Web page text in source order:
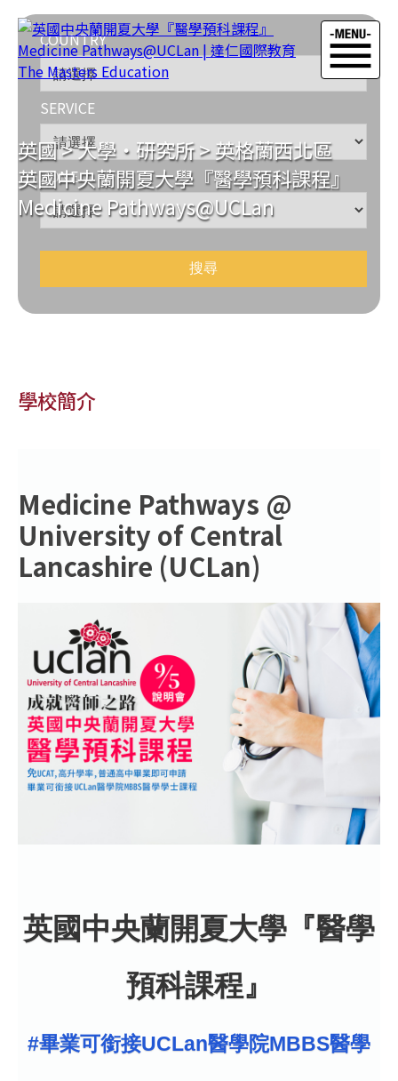
英國>大學‧研究所>英格蘭西北區
英國中央蘭開夏大學『醫學預科課程』
Medicine Pathways@UCLan
COUNTRY
SERVICE
ZONE
學校簡介
Medicine Pathways @
University of Central
Lancashire (UCLan)
英國中央蘭開夏大學『醫學
預科課程』
#畢業可銜接UCLan醫學院MBBS醫學